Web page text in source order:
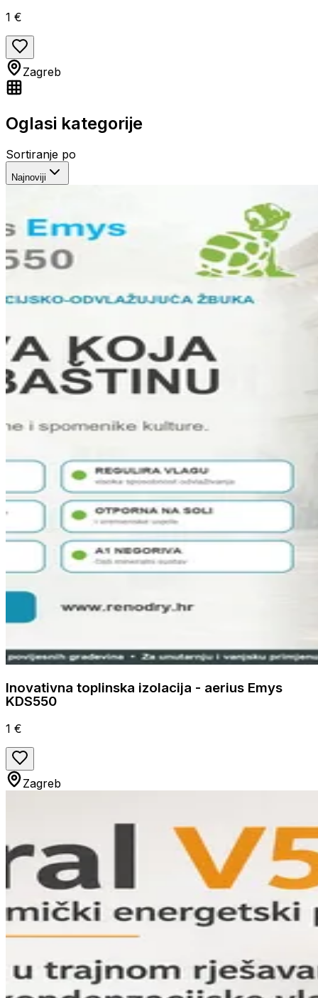
1 €
Zagreb
Oglasi kategorije
Sortiranje po
Najnoviji
Inovativna toplinska izolacija - aerius Emys
KDS550
1 €
Zagreb